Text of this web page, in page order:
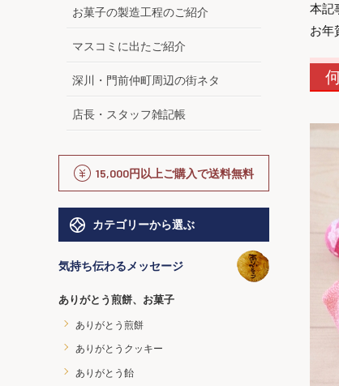
お菓子の製造工程のご紹介
マスコミに出たご紹介
深川・門前仲町周辺の街ネタ
店長・スタッフ雑記帳
15,000円以上ご購入で送料無料
カテゴリーから選ぶ
気持ち伝わるメッセージ
ありがとう煎餅、お菓子
ありがとう煎餅
ありがとうクッキー
ありがとう飴
本記
お年